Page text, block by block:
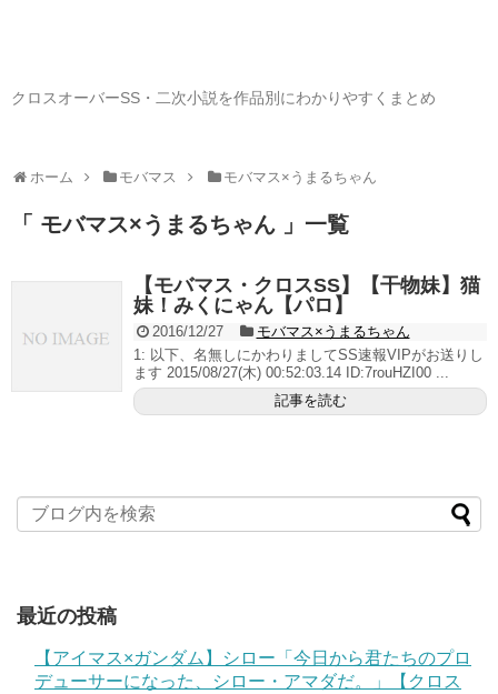
クロスオーバーSS・二次小説を作品別にわかりやすくまとめ
ホーム モバマス モバマス×うまるちゃん
「 モバマス×うまるちゃん 」一覧
【モバマス・クロスSS】【干物妹】猫
妹！みくにゃん【パロ】
2016/12/27
モバマス×うまるちゃん
1: 以下、名無しにかわりましてSS速報VIPがお送りし
ます 2015/08/27(木) 00:52:03.14 ID:7rouHZI00 ...
記事を読む
最近の投稿
【アイマス×ガンダム】シロー「今日から君たちのプロ
デューサーになった、シロー・アマダだ。」【クロス